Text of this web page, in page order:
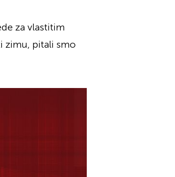
za vlastitim
zimu, pitali smo